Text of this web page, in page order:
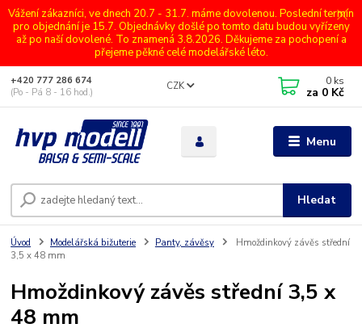
Vážení zákazníci, ve dnech 20.7 - 31.7. máme dovolenou. Poslední termín
pro objednání je 15.7. Objednávky došlé po tomto datu budou vyřízeny
až po naší dovolené. To znamená 3.8.2026. Děkujeme za pochopení a
přejeme pěkné celé modelářské léto.
Menu
CZK
Hledat
+420 777 286 674
(Po - Pá 8 - 16 hod.)
0 ks
za 0 Kč
Úvod Modelářská bižuterie Panty, závěsy
Hmoždinkový závěs střední
3,5 x 48 mm
Hmoždinkový závěs střední 3,5 x
48 mm